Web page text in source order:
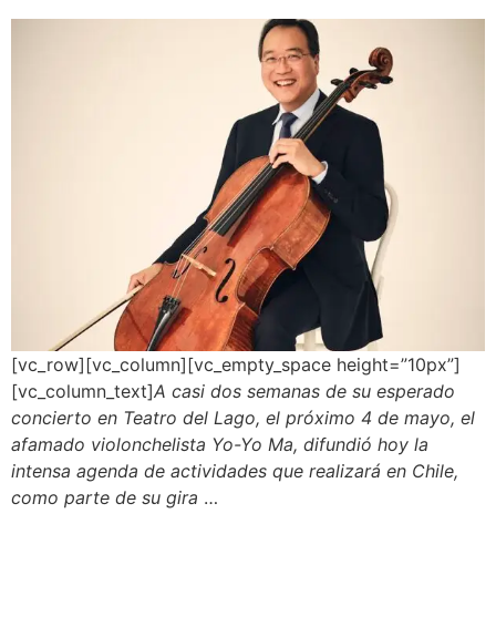
[vc_row][vc_column][vc_empty_space height=”10px”]
[vc_column_text]A casi dos semanas de su esperado
concierto en Teatro del Lago, el próximo 4 de mayo, el
afamado violonchelista Yo-Yo Ma, difundió hoy la
intensa agenda de actividades que realizará en Chile,
como parte de su gira …